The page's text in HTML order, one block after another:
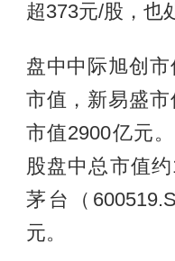
超373元/股，也
盘中中际旭创
市值，新易盛
市值2900亿元
股盘中总市值
茅台（
元。